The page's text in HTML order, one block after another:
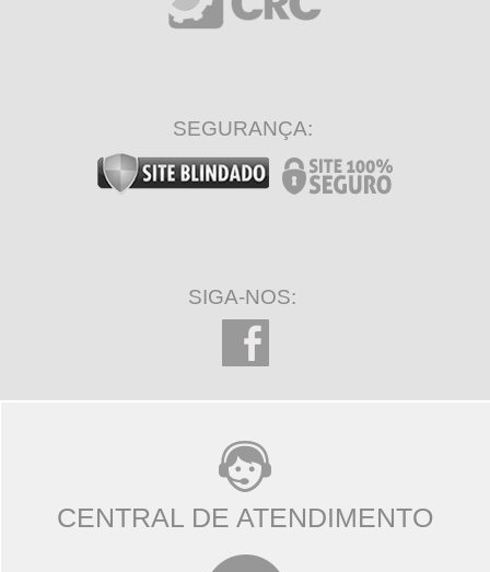
SEGURANÇA:
SIGA-NOS:
CENTRAL DE ATENDIMENTO